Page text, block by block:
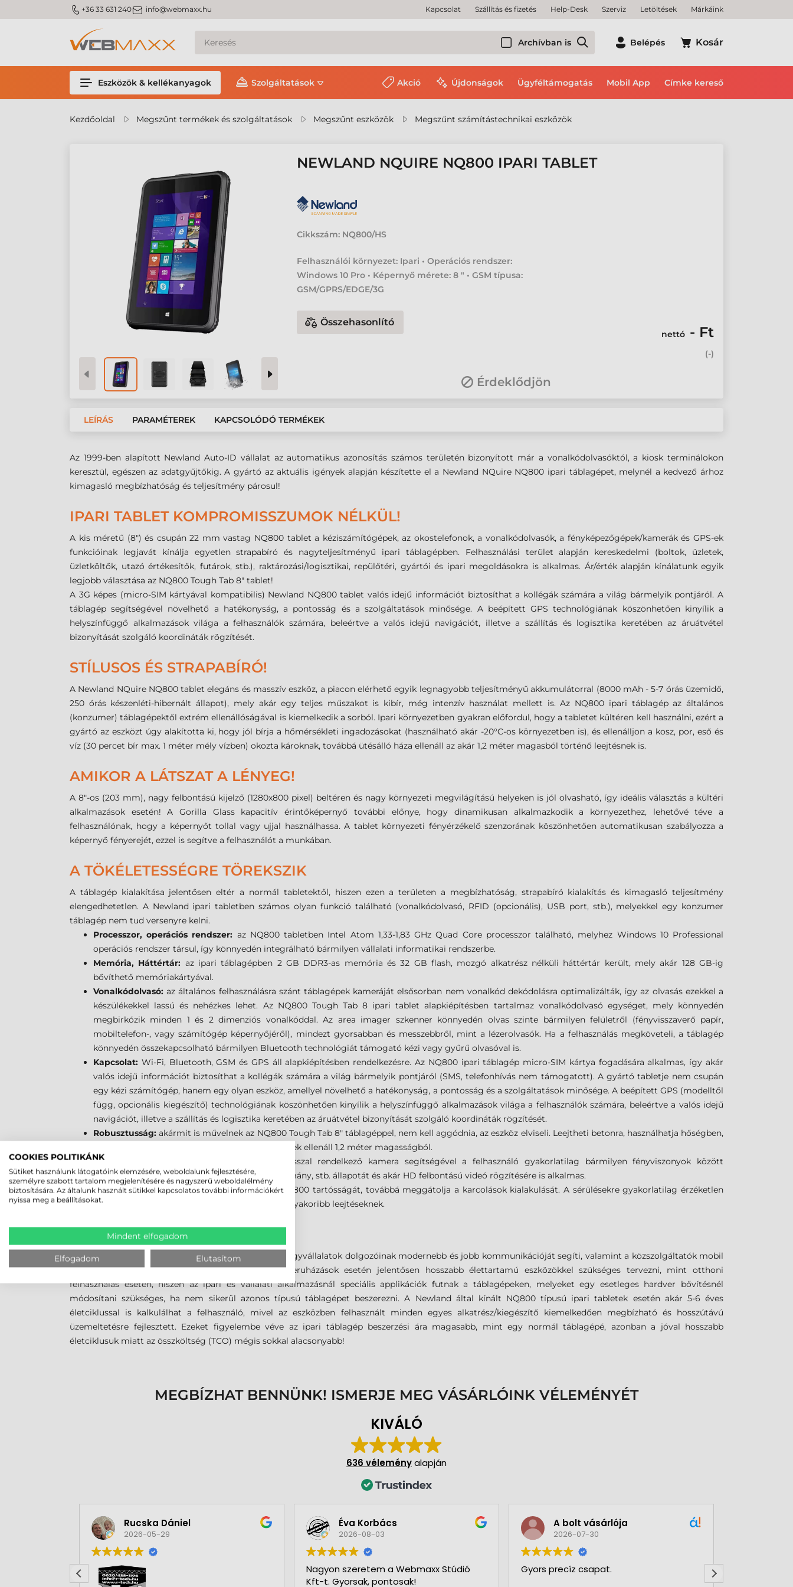
m_phone +36 33 631 240m_email info@webmaxx.hu Kapcsolat Szállítás és fizetés Help-Desk Szerviz Letöltések Márkáink
Archívban is Belépés Kosár
Eszközök & kellékanyagok Szolgáltatások Akció Újdonságok Ügyféltámogatás Mobil App Címke kereső
Kezdőoldal Megszűnt termékek és szolgáltatások Megszűnt eszközök Megszűnt számítástechnikai eszközök
NEWLAND NQUIRE NQ800 IPARI TABLET
Cikkszám: NQ800/HS
Felhasználói környezet: Ipari • Operációs rendszer:
Windows 10 Pro • Képernyő mérete: 8 " • GSM típusa:
GSM/GPRS/EDGE/3G
Összehasonlító
nettó - Ft
(-)
Érdeklődjön
LEÍRÁS PARAMÉTEREK KAPCSOLÓDÓ TERMÉKEK
Az 1999-ben alapított Newland Auto-ID vállalat az automatikus azonosítás számos területén bizonyított már a vonalkódolvasóktól, a kiosk terminálokon
keresztül, egészen az adatgyűjtőkig. A gyártó az aktuális igények alapján készítette el a Newland NQuire NQ800 ipari táblagépet, melynél a kedvező árhoz
kimagasló megbízhatóság és teljesítmény párosul!
IPARI TABLET KOMPROMISSZUMOK NÉLKÜL!
A kis méretű (8") és csupán 22 mm vastag NQ800 tablet a kéziszámítógépek, az okostelefonok, a vonalkódolvasók, a fényképezőgépek/kamerák és GPS-ek
funkcióinak legjavát kínálja egyetlen strapabíró és nagyteljesítményű ipari táblagépben. Felhasználási terület alapján kereskedelmi (boltok, üzletek,
üzletköltők, utazó értékesítők, futárok, stb.), raktározási/logisztikai, repülőtéri, gyártói és ipari megoldásokra is alkalmas. Ár/érték alapján kínálatunk egyik
legjobb választása az NQ800 Tough Tab 8" tablet!
A 3G képes (micro-SIM kártyával kompatibilis) Newland NQ800 tablet valós idejű információt biztosíthat a kollégák számára a világ bármelyik pontjáról. A
táblagép segítségével növelhető a hatékonyság, a pontosság és a szolgáltatások minősége. A beépített GPS technológiának köszönhetően kinyílik a
helyszínfüggő alkalmazások világa a felhasználók számára, beleértve a valós idejű navigációt, illetve a szállítás és logisztika keretében az áruátvétel
bizonyítását szolgáló koordináták rögzítését.
STÍLUSOS ÉS STRAPABÍRÓ!
A Newland NQuire NQ800 tablet elegáns és masszív eszköz, a piacon elérhető egyik legnagyobb teljesítményű akkumulátorral (8000 mAh - 5-7 órás üzemidő,
250 órás készenléti-hibernált állapot), mely akár egy teljes műszakot is kibír, még intenzív használat mellett is. Az NQ800 ipari táblagép az általános
(konzumer) táblagépektől extrém ellenállóságával is kiemelkedik a sorból. Ipari környezetben gyakran előfordul, hogy a tabletet kültéren kell használni, ezért a
gyártó az eszközt úgy alakította ki, hogy jól bírja a hőmérsékleti ingadozásokat (használható akár -20°C-os környezetben is), és ellenálljon a kosz, por, eső és
víz (30 percet bír max. 1 méter mély vízben) okozta károknak, továbbá ütésálló háza ellenáll az akár 1,2 méter magasból történő leejtésnek is.
AMIKOR A LÁTSZAT A LÉNYEG!
A 8"-os (203 mm), nagy felbontású kijelző (1280x800 pixel) beltéren és nagy környezeti megvilágítású helyeken is jól olvasható, így ideális választás a kültéri
alkalmazások esetén! A Gorilla Glass kapacitív érintőképernyő további előnye, hogy dinamikusan alkalmazkodik a környezethez, lehetővé téve a
felhasználónak, hogy a képernyőt tollal vagy ujjal használhassa. A tablet környezeti fényérzékelő szenzorának köszönhetően automatikusan szabályozza a
képernyő fényerejét, ezzel is segítve a felhasználót a munkában.
A TÖKÉLETESSÉGRE TÖREKSZIK
A táblagép kialakítása jelentősen eltér a normál tabletektől, hiszen ezen a területen a megbízhatóság, strapabíró kialakítás és kimagasló teljesítmény
elengedhetetlen. A Newland ipari tabletben számos olyan funkció található (vonalkódolvasó, RFID (opcionális), USB port, stb.), melyekkel egy konzumer
táblagép nem tud versenyre kelni.
Processzor, operációs rendszer: az NQ800 tabletben Intel Atom 1,33-1,83 GHz Quad Core processzor található, melyhez Windows 10 Professional
operációs rendszer társul, így könnyedén integrálható bármilyen vállalati informatikai rendszerbe.
Memória, Háttértár: az ipari táblagépben 2 GB DDR3-as memória és 32 GB flash, mozgó alkatrész nélküli háttértár került, mely akár 128 GB-ig
bővíthető memóriakártyával.
Vonalkódolvasó: az általános felhasználásra szánt táblagépek kameráját elsősorban nem vonalkód dekódolásra optimalizálták, így az olvasás ezekkel a
készülékekkel lassú és nehézkes lehet. Az NQ800 Tough Tab 8 ipari tablet alapkiépítésben tartalmaz vonalkódolvasó egységet, mely könnyedén
megbirkózik minden 1 és 2 dimenziós vonalkóddal. Az area imager szkenner könnyedén olvas szinte bármilyen felületről (fényvisszaverő papír,
mobiltelefon-, vagy számítógép képernyőjéről), mindezt gyorsabban és messzebbről, mint a lézerolvasók. Ha a felhasználás megköveteli, a táblagép
könnyedén összekapcsolható bármilyen Bluetooth technológiát támogató kézi vagy gyűrű olvasóval is.
Kapcsolat: Wi-Fi, Bluetooth, GSM és GPS áll alapkiépítésben rendelkezésre. Az NQ800 ipari táblagép micro-SIM kártya fogadására alkalmas, így akár
valós idejű információt biztosíthat a kollégák számára a világ bármelyik pontjáról (SMS, telefonhívás nem támogatott). A gyártó tabletje nem csupán
egy kézi számítógép, hanem egy olyan eszköz, amellyel növelhető a hatékonyság, a pontosság és a szolgáltatások minősége. A beépített GPS (modelltől
függ, opcionális kiegészítő) technológiának köszönhetően kinyílik a helyszínfüggő alkalmazások világa a felhasználók számára, beleértve a valós idejű
navigációt, illetve a szállítás és logisztika keretében az áruátvétel bizonyítását szolgáló koordináták rögzítését.
Robusztusság: akármit is művelnek az NQ800 Tough Tab 8" táblagéppel, nem kell aggódnia, az eszköz elviseli. Leejtheti betonra, használhatja hőségben,
hidegben, esőben és hóban is. Többszöri leejtésnek ellenáll 1,2 méter magasságból.
Kamera:
5 MP felbontású, automatikus fókusszal rendelkező kamera segítségével a felhasználó gyakorlatilag bármilyen fényviszonyok között
dokumentálhatja a szállítmányok, az eszközállomány, stb. állapotát és akár HD felbontású videó rögzítésére is alkalmas.
Kijelző:a Gorilla Glass kijelző növeli az NQuire 800 tartósságát, továbbá meggátolja a karcolások kialakulását. A sérülésekre gyakorlatilag érzéketlen
üveg törés vagy karcolódás nélkül ellenáll a leggyakoribb leejtéseknek.
TERVEZZEN HOSSZÚTÁVRA!
A NQ800 Tough Tab 8" ipari tablet a kis-, közép- és nagyvállalatok dolgozóinak modernebb és jobb kommunikációját segíti, valamint a közszolgáltatók mobil
számítógépes asszisztenseként is szolgál. Céges beruházások esetén jelentősen hosszabb élettartamú eszközökkel szükséges tervezni, mint otthoni
felhasználás esetén, hiszen az ipari és vállalati alkalmazásnál speciális applikációk futnak a táblagépeken, melyeket egy esetleges hardver bővítésnél
módosítani szükséges, ha nem sikerül azonos típusú táblagépet beszerezni. A Newland által kínált NQ800 típusú ipari tabletek esetén akár 5-6 éves
életciklussal is kalkulálhat a felhasználó, mivel az eszközben felhasznált minden egyes alkatrész/kiegészítő kiemelkedően megbízható és hosszútávú
üzemeltetésre fejlesztett. Ezeket figyelembe véve az ipari táblagép beszerzési ára magasabb, mint egy normál táblagépé, azonban a jóval hosszabb
életciklusuk miatt az összköltség (TCO) mégis sokkal alacsonyabb!
MEGBÍZHAT BENNÜNK! ISMERJE MEG VÁSÁRLÓINK VÉLEMÉNYÉT
KIVÁLÓ
636 véleményalapján
Rucska Dániel
2026-05-29
Éva Korbács
2026-08-03
Nagyon szeretem a Webmaxx Stúdió
Kft-t. Gyorsak, pontosak!
A bolt vásárlója
2026-07-30
Gyors precíz csapat.
COOKIES POLITIKÁNK
Sütiket használunk látogatóink elemzésére, weboldalunk fejlesztésére,
személyre szabott tartalom megjelenítésére és nagyszerű weboldalélmény
biztosítására. Az általunk használt sütikkel kapcsolatos további információkért
nyissa meg a beállításokat.
Mindent elfogadom
Elfogadom Elutasítom